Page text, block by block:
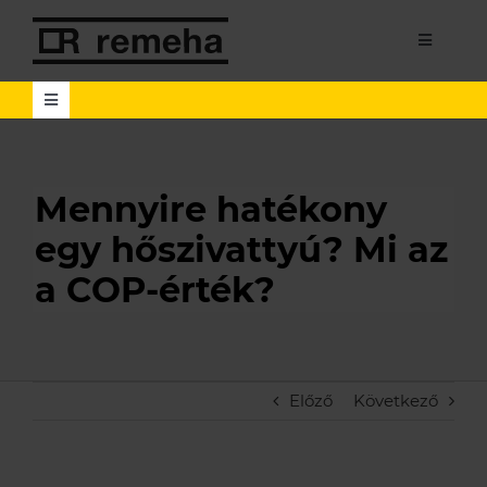
Kihagyás
Toggle
Lakossági
Szervizpartnereknek
Toggle
Hírek
Search ButtonMennyire hatékony
egy hőszivattyú? Mi az
a COP-érték?
Előző Következő